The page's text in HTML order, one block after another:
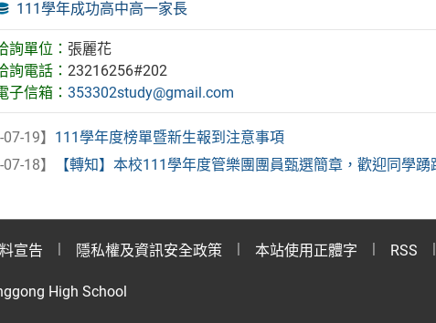
111學年成功高中高一家長
詢單位： 張麗花
詢電話：23216256#202
子信箱：353302study@gmail.com
19】 111學年度榜單暨新生報到注意事項
18】
【轉知】本校111學年度管樂團團員甄選簡章，歡迎同學踴
宣告 隱私權及資訊安全政策 本站使用正體字 RSS
High School